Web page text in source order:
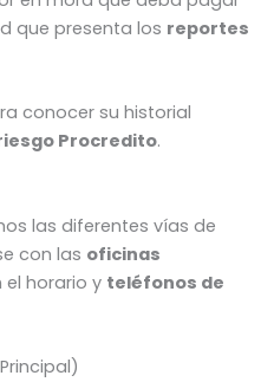
que presenta los reportes
conocer su historial
Procredito.
las diferentes vías de
con las oficinas
horario y teléfonos de